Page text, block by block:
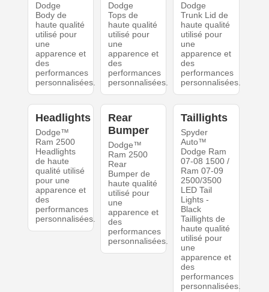
Dodge
Body de
haute qualité
utilisé pour
une
apparence et
des
performances
personnalisées.
Dodge
Tops de
haute qualité
utilisé pour
une
apparence et
des
performances
personnalisées.
Dodge
Trunk Lid de
haute qualité
utilisé pour
une
apparence et
des
performances
personnalisées.
Headlights
Dodge™
Ram 2500
Headlights
de haute
qualité utilisé
pour une
apparence et
des
performances
personnalisées.
Rear
Bumper
Dodge™
Ram 2500
Rear
Bumper de
haute qualité
utilisé pour
une
apparence et
des
performances
personnalisées.
Taillights
Spyder
Auto™
Dodge Ram
07-08 1500 /
Ram 07-09
2500/3500
LED Tail
Lights -
Black
Taillights de
haute qualité
utilisé pour
une
apparence et
des
performances
personnalisées.